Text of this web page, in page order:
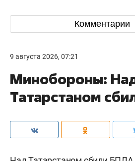
Комментарии
9 августа 2026, 07:21
Минобороны:
Татарстаном